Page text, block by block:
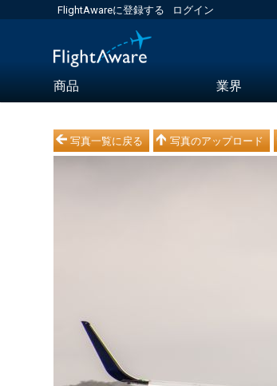
FlightAwareに登録する ログイン
商品 業界
写真一覧に戻る 写真のアップロード